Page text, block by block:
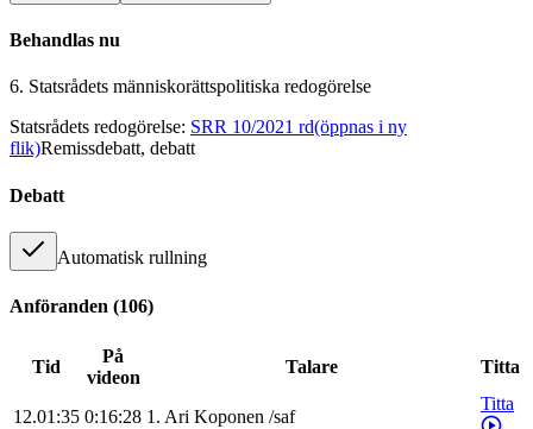
Behandlas nu
6. Statsrådets människorättspolitiska redogörelse
Statsrådets redogörelse: SRR 10/2021 rd(öppnas i ny
flik)Remissdebatt, debatt
Debatt
Automatisk rullning
Anföranden (106)
Tid
På
videon
Talare Titta
12.01:35 0:16:28 1. Ari Koponen /saf
Titta